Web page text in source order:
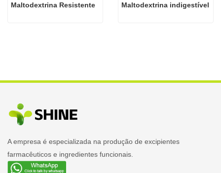
Maltodextrina Resistente Maltodextrina indigestível
A empresa é especializada na produção de excipientes
farmacêuticos e ingredientes funcionais.